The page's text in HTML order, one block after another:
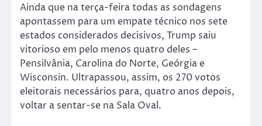
Ainda que na terça-feira todas as sondagens
apontassem para um empate técnico nos sete
estados considerados decisivos, Trump saiu
vitorioso em pelo menos quatro deles –
Pensilvânia, Carolina do Norte, Geórgia e
Wisconsin. Ultrapassou, assim, os 270 votos
eleitorais necessários para, quatro anos depois,
voltar a sentar-se na Sala Oval.